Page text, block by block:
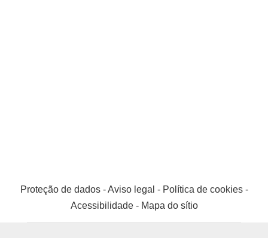
Proteção de dados-Aviso legal - Política de cookies-
Acessibilidade- Mapa do sítio